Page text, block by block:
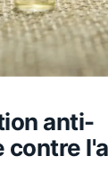
anti-
contre